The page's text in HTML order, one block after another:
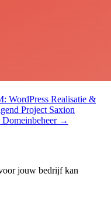
WordPress Realisatie &
Project Saxion
→
jouw bedrijf kan